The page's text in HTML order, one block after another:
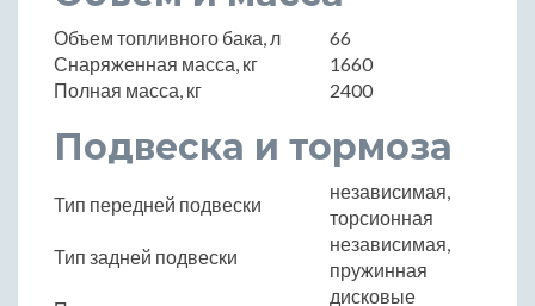
Объем топливного бака, л
66
Снаряженная масса, кг
1660
Полная масса, кг
2400
Подвеска и тормоза
Тип передней подвески
независимая,
торсионная
Тип задней подвески
независимая,
пружинная
дисковые